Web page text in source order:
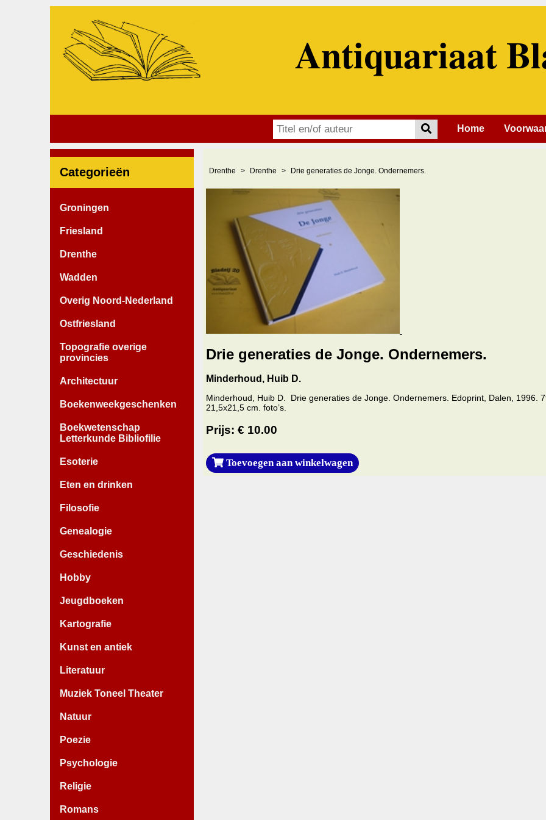
Antiquariaat
Home
Categorieën
Groningen
Friesland
Drenthe
Wadden
Overig Noord-Nederland
Ostfriesland
Topografie overige
provincies
Architectuur
Boekenweekgeschenken
Boekwetenschap
Letterkunde Bibliofilie
Esoterie
Eten en drinken
Filosofie
Genealogie
Geschiedenis
Hobby
Jeugdboeken
Kartografie
Kunst en antiek
Literatuur
Muziek Toneel Theater
Natuur
Poezie
Psychologie
Religie
Romans
Drenthe Drenthe Drie generaties de Jonge. Ondernemers.
Drie generaties de Jonge. Ondernemers.
Minderhoud, Huib D.
Minderhoud, Huib D. Drie generaties de Jonge. Ondernemers. Edoprint, Dalen, 1996.
21,5x21,5 cm. foto’s.
Prijs: € 10.00
Toevoegen aan winkelwagen